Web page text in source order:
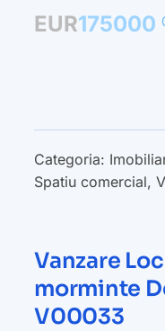
EUR175000
Categoria:
Spatiu comercial,
Vanzare
morminte
V00033